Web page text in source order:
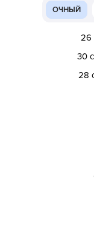
ОЧНЫЙ
26
30
28